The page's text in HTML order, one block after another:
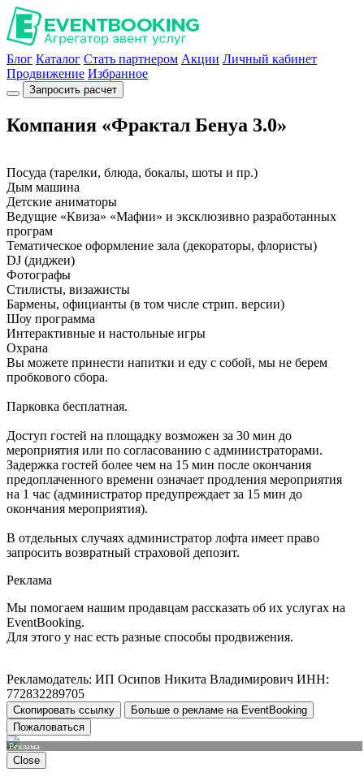
Блог Каталог Стать партнером Акции Личный кабинет
Продвижение Избранное
Запросить расчет
Компания «Фрактал Бенуа 3.0»
Посуда (тарелки, блюда, бокалы, шоты и пр.)
Дым машина
Детские аниматоры
Ведущие «Квиза» «Мафии» и эксклюзивно разработанных
програм
Тематическое оформление зала (декораторы, флористы)
DJ (диджеи)
Фотографы
Стилисты, визажисты
Бармены, официанты (в том числе стрип. версии)
Шоу программа
Интерактивные и настольные игры
Охрана
Вы можете принести напитки и еду с собой, мы не берем
пробкового сбора.
Парковка бесплатная.
Доступ гостей на площадку возможен за 30 мин до
мероприятия или по согласованию с администраторами.
Задержка гостей более чем на 15 мин после окончания
предоплаченного времени означает продления мероприятия
на 1 час (администратор предупреждает за 15 мин до
окончания мероприятия).
В отдельных случаях администратор лофта имеет право
запросить возвратный страховой депозит.
Реклама
Мы помогаем нашим продавцам рассказать об их услугах на
EventBooking.
Для этого у нас есть разные способы продвижения.
Рекламодатель: ИП Осипов Никита Владимирович ИНН:
772832289705
Скопировать ссылку
Больше о рекламе на EventBooking
Пожаловаться
Реклама
Close